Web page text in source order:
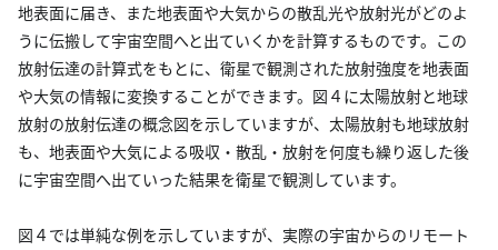
地表面に届き、また地表面や大気からの散乱光や放射光がどのよ
うに伝搬して宇宙空間へと出ていくかを計算するものです。この
放射伝達の計算式をもとに、衛星で観測された放射強度を地表面
や大気の情報に変換することができます。図４に太陽放射と地球
放射の放射伝達の概念図を示していますが、太陽放射も地球放射
も、地表面や大気による吸収・散乱・放射を何度も繰り返した後
に宇宙空間へ出ていった結果を衛星で観測しています。
図４では単純な例を示していますが、実際の宇宙からのリモート